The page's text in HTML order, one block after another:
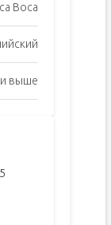
Boca
и выше